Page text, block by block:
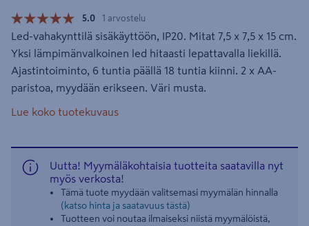
5.0 1 arvostelu
Led-vahakynttilä sisäkäyttöön, IP20. Mitat 7,5 x 7,5 x 15 cm.
Yksi lämpimänvalkoinen led hitaasti lepattavalla liekillä.
Ajastintoiminto, 6 tuntia päällä 18 tuntia kiinni. 2 x AA-
paristoa, myydään erikseen. Väri musta.
Lue koko tuotekuvaus
Uutta! Myymäläkohtaisia tuotteita saatavilla nyt
myös verkosta!
Tämä tuote myydään valitsemasi myymälän hinnalla
(katso hinta ja saatavuus tästä)
Tuotteen voi noutaa ilmaiseksi niistä myymälöistä,